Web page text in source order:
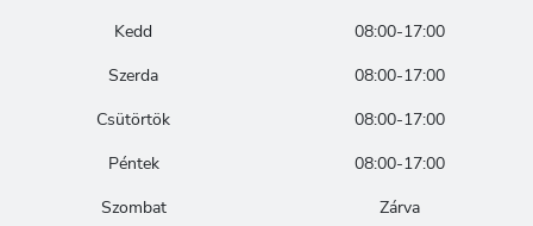
Kedd
08:00-17:00
Szerda
08:00-17:00
Csütörtök
08:00-17:00
Péntek
08:00-17:00
Szombat
Zárva